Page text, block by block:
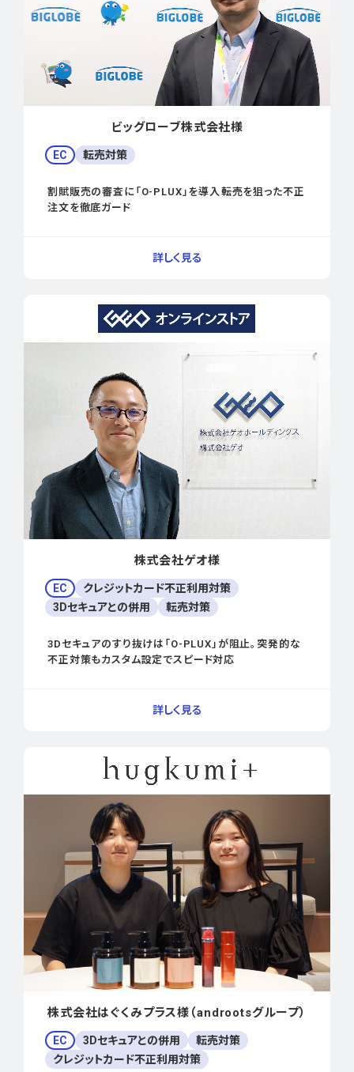
ビッグローブ株式会社様
EC 転売対策
割賦販売の審査に「O-PLUX」を導入――転売を狙った不正
注文を徹底ガード
株式会社ゲオ様
EC
クレジットカード不正利用対策
3Dセキュアとの併用
転売対策
3Dセキュアのすり抜けは「O-PLUX」が阻止。突発的な
不正対策もカスタム設定でスピード対応
株式会社はぐくみプラス様（androotsグループ）
EC 3Dセキュアとの併用
転売対策
クレジットカード不正利用対策